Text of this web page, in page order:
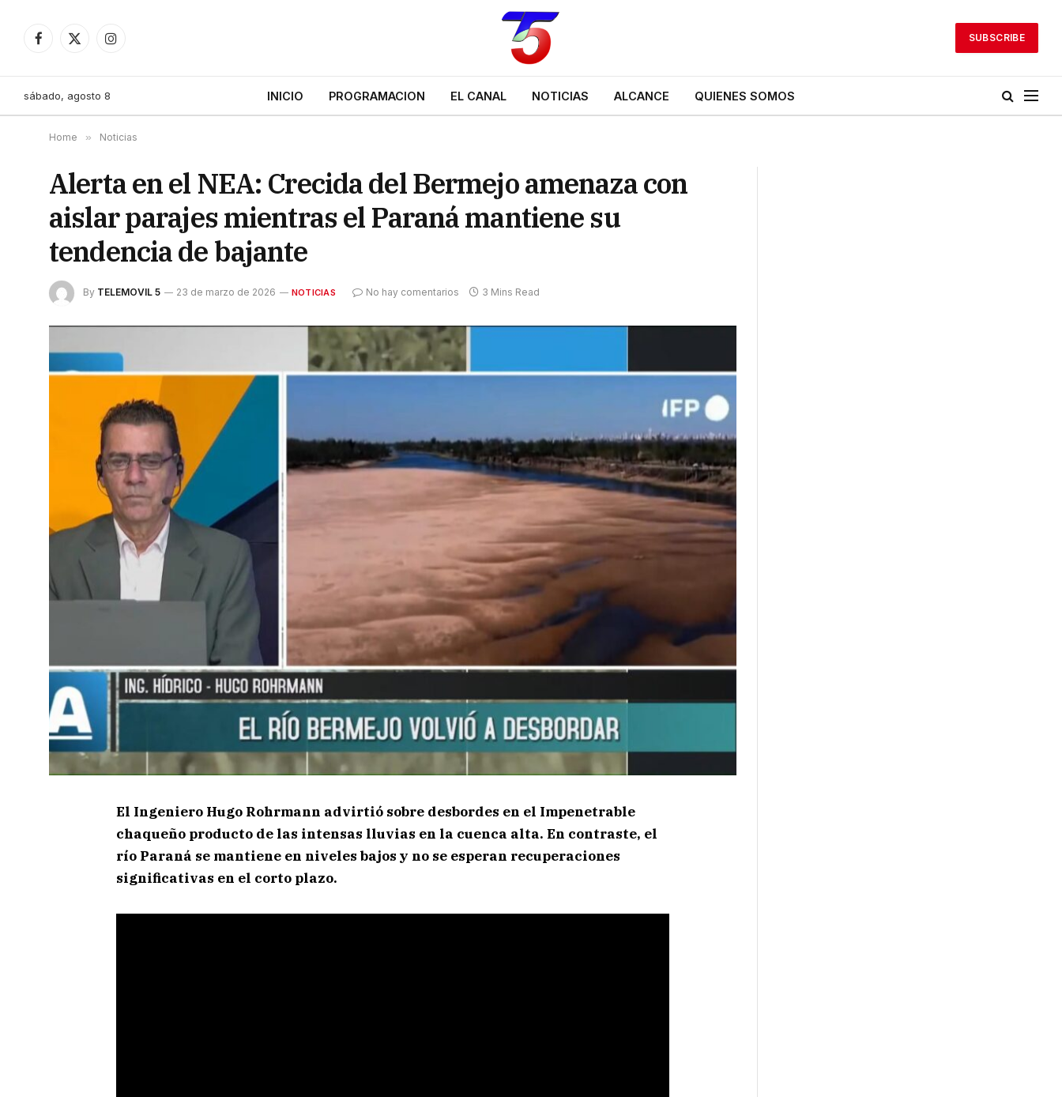
Facebook
X
Instagram
SUBSCRIBE
sábado, agosto 8 INICIO PROGRAMACION EL CANAL NOTICIAS ALCANCE QUIENES SOMOS
Home » Noticias
Alerta en el NEA: Crecida del Bermejo amenaza con
aislar parajes mientras el Paraná mantiene su
tendencia de bajante
By TELEMOVIL 5 23 de marzo de 2026 NOTICIAS No hay comentarios 3 Mins Read
El Ingeniero Hugo Rohrmann advirtió sobre desbordes en el Impenetrable
chaqueño producto de las intensas lluvias en la cuenca alta. En contraste, el
río Paraná se mantiene en niveles bajos y no se esperan recuperaciones
significativas en el corto plazo.